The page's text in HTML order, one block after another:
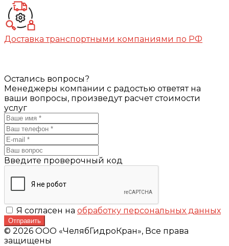
Доставка транспортными компаниями по РФ
Остались вопросы?
Менеджеры компании с радостью ответят на
ваши вопросы, произведут расчет стоимости
услуг
Введите проверочный код
Я согласен на обработку персональных данных
Отправить
© 2026 ООО «ЧелябГидроКран», Все права
защищены